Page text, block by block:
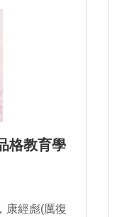
格教育學
康經彪(厲復